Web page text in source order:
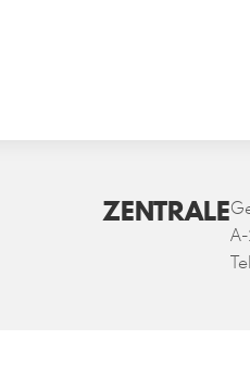
ZENTRALE